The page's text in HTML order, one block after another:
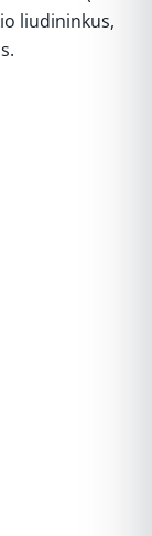
liudininkus,